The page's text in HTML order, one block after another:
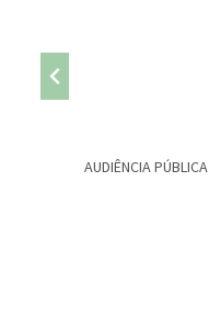
AUDIÊNCIA PÚBLICA